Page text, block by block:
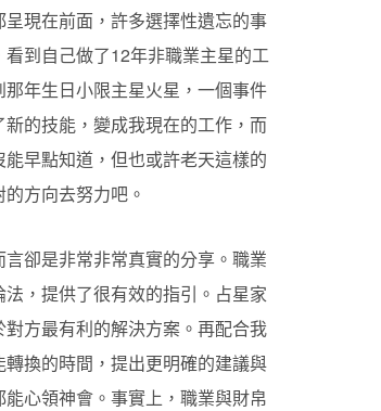
現在前面，許多選擇性遺忘的事
到自己做了12年非職業主星的工
年生日小限主星火星，一個事件
的技能，變成我現在的工作，而
早點知道，但也或許老天這樣的
方向去努力吧。
卻是非常非常真實的分享。職業
，提供了很有效的指引。占星家
方最有利的解決方案。再配合我
換的時間，提出更明確的建議與
心領神會。事實上，職業與財帛